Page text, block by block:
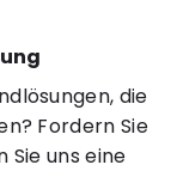
die
Fordern Sie
Sie uns eine